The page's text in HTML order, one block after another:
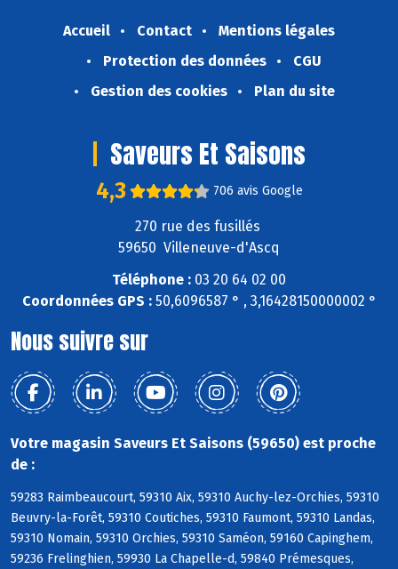
Accueil Contact
Mentions légales
Protection des données
CGU
Gestion des cookies
Plan du site
Saveurs Et Saisons
4,3 706 avis Google
270 rue des fusillés
59650 Villeneuve-d'Ascq
Téléphone : 03 20 64 02 00
Coordonnées GPS :50,6096587 ° , 3,16428150000002 °
Nous suivre sur
Votre magasin Saveurs Et Saisons (59650) est proche
de :
59283 Raimbeaucourt, 59310 Aix, 59310 Auchy-lez-Orchies, 59310
Beuvry-la-Forêt, 59310 Coutiches, 59310 Faumont, 59310 Landas,
59310 Nomain, 59310 Orchies, 59310 Saméon, 59160 Capinghem,
59236 Frelinghien, 59930 La Chapelle-d, 59840 Prémesques,